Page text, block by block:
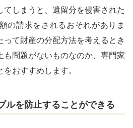
てしまうと、遺留分を侵害された
の請求をされるおそれがありま
て財産の分配方法を考えるとき
も問題がないものなのか、専門家
おすすめします。
ルを防止することができる